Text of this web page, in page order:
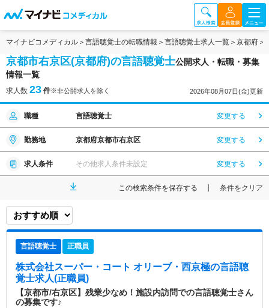
マイナビコメディカル 言語聴覚士の転職情報 言語聴覚士求人一覧 京都府
京都市右京区(京都府)の言語聴覚士公開求人・転職・募集
情報一覧
求人数 23 件※非公開求人を除く 2026年08月07日(金)更新
職種 言語聴覚士 変更する
勤務地 京都府京都市右京区 変更する
求人条件 その他求人条件未設定 変更する
この検索条件を保存する 条件をクリア
言語聴覚士 正職員
株式会社スーパー・コート オリーブ・西京極の言語聴
覚士求人(正職員)
【京都市/右京区】残業少なめ！施設内訪問での言語聴覚士さん
の募集です♪